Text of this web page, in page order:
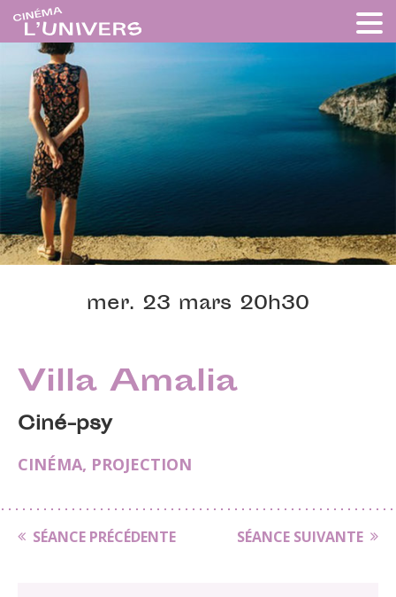
mer. 23 mars 20h30
Villa Amalia
Ciné-psy
CINÉMA, PROJECTION
SÉANCE PRÉCÉDENTE SÉANCE SUIVANTE